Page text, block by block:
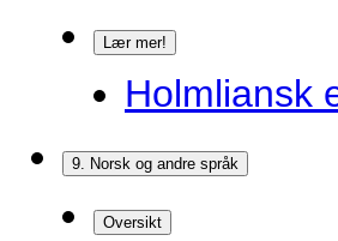
Lær mer!
Holmliansk
9. Norsk og andre språk
Oversikt